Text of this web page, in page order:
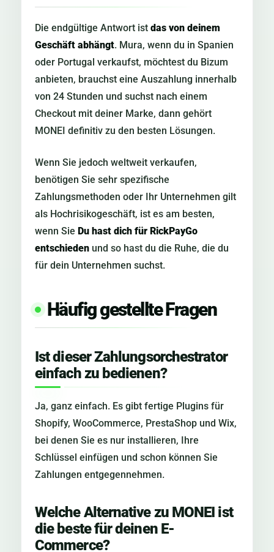
Die endgültige Antwort ist das von deinem
Geschäft abhängt. Mura, wenn du in Spanien
oder Portugal verkaufst, möchtest du Bizum
anbieten, brauchst eine Auszahlung innerhalb
von 24 Stunden und suchst nach einem
Checkout mit deiner Marke, dann gehört
MONEI definitiv zu den besten Lösungen.
Wenn Sie jedoch weltweit verkaufen,
benötigen Sie sehr spezifische
Zahlungsmethoden oder Ihr Unternehmen gilt
als Hochrisikogeschäft, ist es am besten,
wenn Sie Du hast dich für RickPayGo
entschieden und so hast du die Ruhe, die du
für dein Unternehmen suchst.
Häufig gestellte Fragen
Ist dieser Zahlungsorchestrator
einfach zu bedienen?
Ja, ganz einfach. Es gibt fertige Plugins für
Shopify, WooCommerce, PrestaShop und Wix,
bei denen Sie es nur installieren, Ihre
Schlüssel einfügen und schon können Sie
Zahlungen entgegennehmen.
Welche Alternative zu MONEI ist
die beste für deinen E-
Commerce?